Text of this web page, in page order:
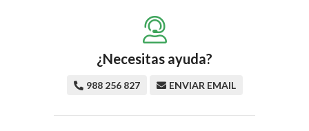
¿Necesitas ayuda?
988 256 827 ENVIAR EMAIL